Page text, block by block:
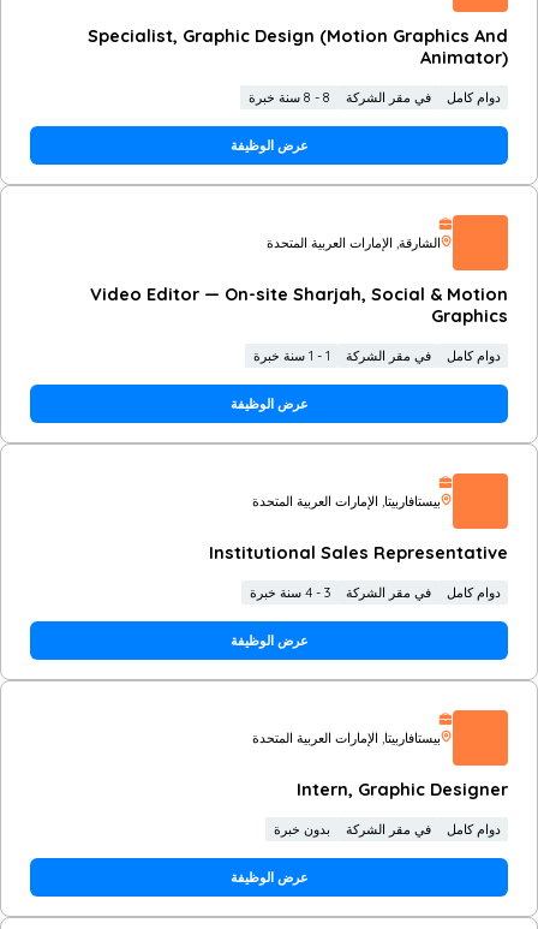
Specialist, Graphic Design (Motion Graphics And
Animator)
دوام كامل في مقر الشركة 8 - 8 سنة خبرة
عرض الوظيفة
الشارقة, الإمارات العربية المتحدة
Video Editor — On-site Sharjah, Social & Motion
Graphics
دوام كامل في مقر الشركة 1 - 1 سنة خبرة
عرض الوظيفة
بيستافاربيتا, الإمارات العربية المتحدة
Institutional Sales Representative
دوام كامل في مقر الشركة 3 - 4 سنة خبرة
عرض الوظيفة
بيستافاربيتا, الإمارات العربية المتحدة
Intern, Graphic Designer
دوام كامل في مقر الشركة بدون خبرة
عرض الوظيفة